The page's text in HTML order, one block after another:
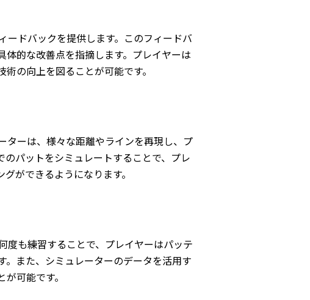
ードバックを提供します。このフィードバ
的な改善点を指摘します。プレイヤーは
の向上を図ることが可能です。
ターは、様々な距離やラインを再現し、プ
パットをシミュレートすることで、プレ
ができるようになります。
度も練習することで、プレイヤーはパッテ
また、シミュレーターのデータを活用す
可能です。